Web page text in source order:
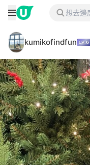
kumikofindfun